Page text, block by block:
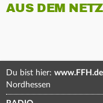
AUS DEM NETZ
Du bist hier: www.FFH.de
Nordhessen